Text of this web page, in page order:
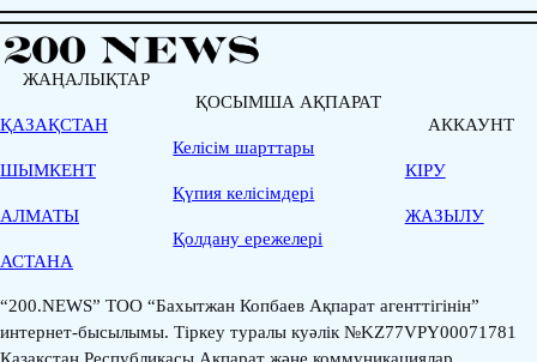
ЖАҢАЛЫҚТАР
ҚАЗАҚСТАН
ШЫМКЕНТ
АЛМАТЫ
АСТАНА
ҚОСЫМША АҚПАРАТ
Келісім шарттары
Қүпия келісімдері
Қолдану ережелері
АККАУНТ
КІРУ
ЖАЗЫЛУ
“200.NEWS” ТОО “Бахытжан Копбаев Ақпарат агенттігінін”
интернет-бысылымы. Тіркеу туралы куәлік №KZ77VPY00071781
Қазақстан Республикасы Ақпарат және коммуникациялар